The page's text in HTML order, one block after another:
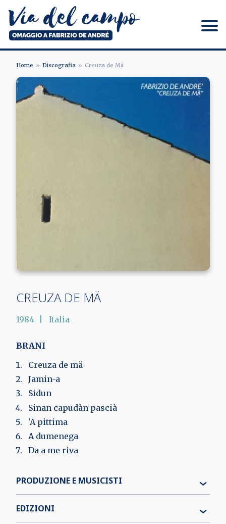
contenuto
principale
Via del campo
BRICIOLE
DI
Home Discografia Creuza de Mä
Image
CREUZA DE MÄ
1984 Italia
BRANI
Creuza de mä
Jamin-a
Sidun
Sinan capudàn pascià
'A pittima
A dumenega
Da a me riva
PRODUZIONE E MUSICISTI
EDIZIONI